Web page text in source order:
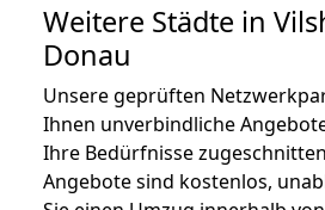
Weitere Städte in
Donau
Unsere geprüften
Ihnen unverbindliche
Ihre Bedürfnisse
Angebote sind kostenlos,